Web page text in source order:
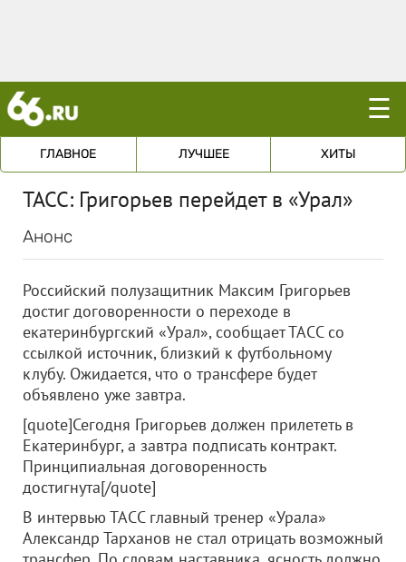
☰
ГЛАВНОЕ ЛУЧШЕЕ ХИТЫ
ТАСС: Григорьев перейдет в «Урал»
Анонс
Российский полузащитник Максим Григорьев
достиг договоренности о переходе в
екатеринбургский «Урал», сообщает ТАСС со
ссылкой источник, близкий к футбольному
клубу. Ожидается, что о трансфере будет
объявлено уже завтра.
[quote]Сегодня Григорьев должен прилететь в
Екатеринбург, а завтра подписать контракт.
Принципиальная договоренность
достигнута[/quote]
В интервью ТАСС главный тренер «Урала»
Александр Тарханов не стал отрицать возможный